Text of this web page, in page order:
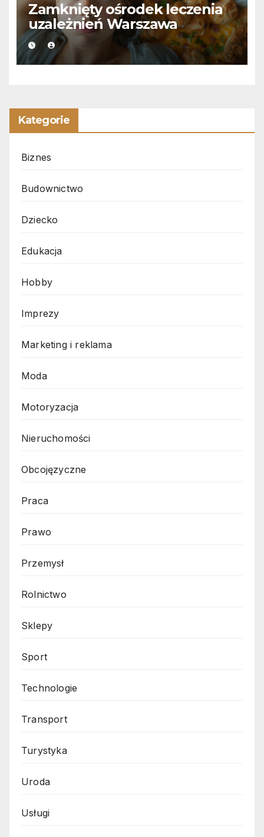
Zamknięty ośrodek leczenia
uzależnień Warszawa
Kategorie
Biznes
Budownictwo
Dziecko
Edukacja
Hobby
Imprezy
Marketing i reklama
Moda
Motoryzacja
Nieruchomości
Obcojęzyczne
Praca
Prawo
Przemysł
Rolnictwo
Sklepy
Sport
Technologie
Transport
Turystyka
Uroda
Usługi